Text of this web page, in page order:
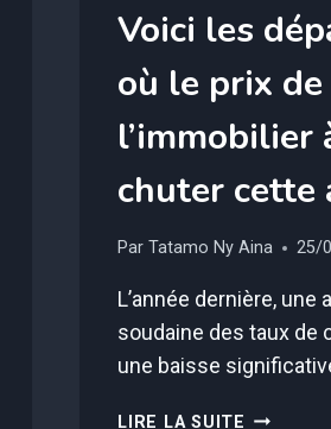
Voici les
où le prix de
l’immobilier
chuter cette
Par Tatamo Ny Aina 25/
L’année dernière, une
soudaine des taux de
une baisse
LIRE LA SUITE VOICI